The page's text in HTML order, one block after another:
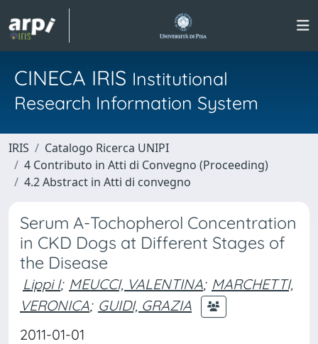
CINECA IRIS Institutional
Research Information System
IRIS
Catalogo Ricerca UNIPI
4 Contributo in Atti di Convegno (Proceeding)
4.2 Abstract in Atti di convegno
Serum A-Tochopherol Concentration
in CKD Dogs at Different Stages of
the Disease
Lippi I; MEUCCI, VALENTINA; MARCHETTI,
VERONICA; GUIDI, GRAZIA
2011-01-01